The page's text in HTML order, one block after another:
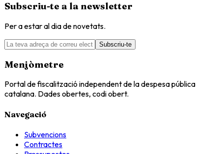
Subscriu-te a la newsletter
Per a estar al dia de novetats.
Subscriu-te
Menjòmetre
Portal de fiscalització independent de la despesa pública
catalana. Dades obertes, codi obert.
Navegació
Subvencions
Contractes